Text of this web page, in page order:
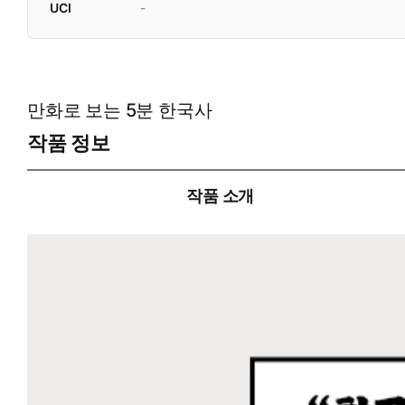
UCI -
만화로 보는 5분 한국사
작품 정보
작품 소개